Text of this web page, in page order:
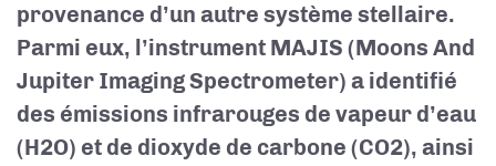
provenance d’un autre système stellaire.
Parmi eux, l’instrument MAJIS (Moons And
Jupiter Imaging Spectrometer) a identifié
des émissions infrarouges de vapeur d’eau
(H2O) et de dioxyde de carbone (CO2), ainsi